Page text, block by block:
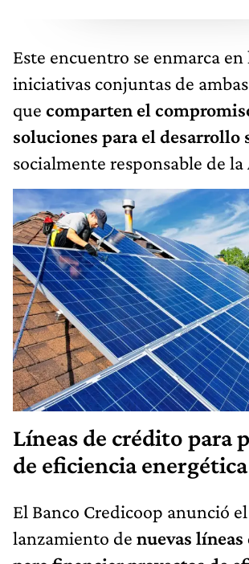
Este encuentro se enmarca en
iniciativas conjuntas de
que comparten el
soluciones para el desarrollo
socialmente responsable de
Líneas de crédito para
de eficiencia energética
El Banco Credicoop anunció el
lanzamiento de nuevas